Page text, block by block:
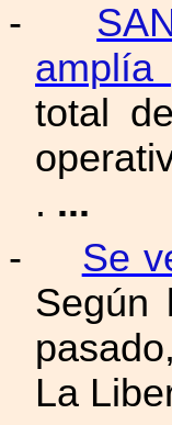
-
amplía
total
. ...
-
Se
Según
La